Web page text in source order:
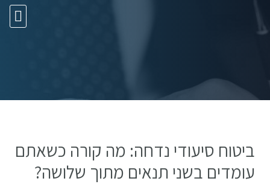
ביטוח סיעודי נדחה: מה קורה כשאתם
עומדים בשני תנאים מתוך שלושה?